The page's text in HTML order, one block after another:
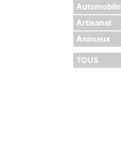
Automobile
Artisanat
Animaux
TOUS